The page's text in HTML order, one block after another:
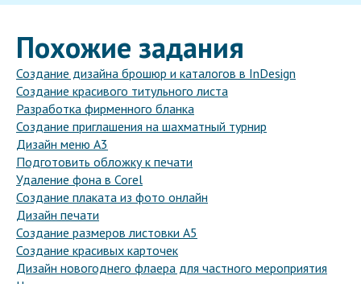
Похожие задания
Создание дизайна брошюр и каталогов в InDesign
Создание красивого титульного листа
Разработка фирменного бланка
Создание приглашения на шахматный турнир
Дизайн меню А3
Подготовить обложку к печати
Удаление фона в Corel
Создание плаката из фото онлайн
Дизайн печати
Создание размеров листовки A5
Создание красивых карточек
Дизайн новогоднего флаера для частного мероприятия